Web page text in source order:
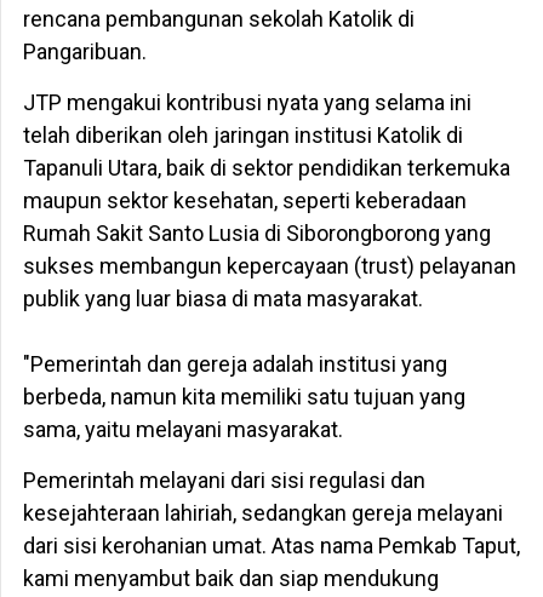
rencana pembangunan sekolah Katolik di
Pangaribuan.
JTP mengakui kontribusi nyata yang selama ini
telah diberikan oleh jaringan institusi Katolik di
Tapanuli Utara, baik di sektor pendidikan terkemuka
maupun sektor kesehatan, seperti keberadaan
Rumah Sakit Santo Lusia di Siborongborong yang
sukses membangun kepercayaan (trust) pelayanan
publik yang luar biasa di mata masyarakat.
‎​"Pemerintah dan gereja adalah institusi yang
berbeda, namun kita memiliki satu tujuan yang
sama, yaitu melayani masyarakat.
Pemerintah melayani dari sisi regulasi dan
kesejahteraan lahiriah, sedangkan gereja melayani
dari sisi kerohanian umat. Atas nama Pemkab Taput,
kami menyambut baik dan siap mendukung